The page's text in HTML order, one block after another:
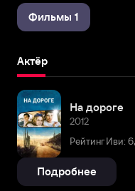
Фильмы 1
Актёр
На дороге
2012
Рейтинг Иви:
Подробнее